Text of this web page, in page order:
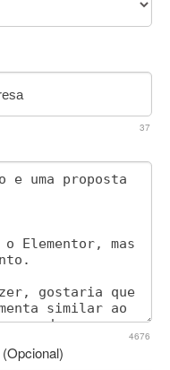
37
4676
(Opcional)